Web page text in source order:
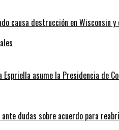
causa destrucción en Wisconsin
Espriella asume la Presidencia de
dudas sobre acuerdo para